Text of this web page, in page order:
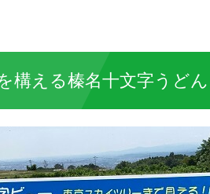
構える榛名十文字うどん